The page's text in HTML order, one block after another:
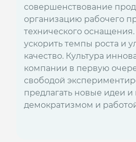
совершенствование
организацию рабочего
технического
ускорить темпы роста и
качество. Культура
компании в первую
свободой
предлагать новые идеи и
демократизмом и